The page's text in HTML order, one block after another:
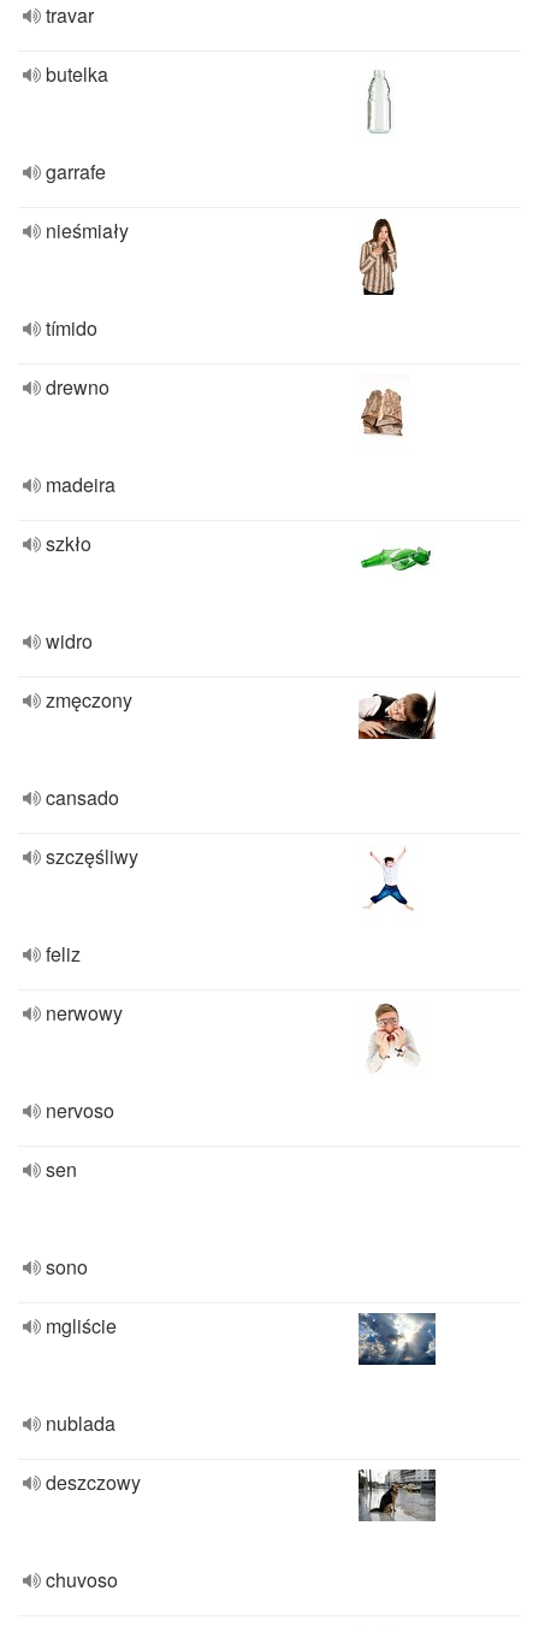
travar
butelka
garrafe
nieśmiały
tímido
drewno
madeira
szkło
widro
zmęczony
cansado
szczęśliwy
feliz
nerwowy
nervoso
sen
sono
mgliście
nublada
deszczowy
chuvoso